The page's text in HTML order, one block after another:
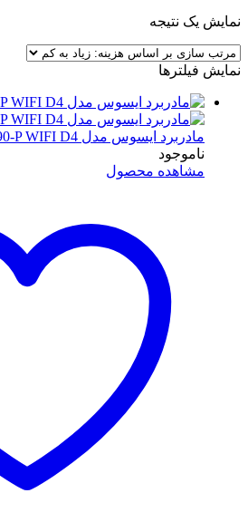
نمایش یک نتیجه
نمایش فیلترها
مادربرد ایسوس مدل PRIME Z690-P WIFI D4
ناموجود
مشاهده محصول